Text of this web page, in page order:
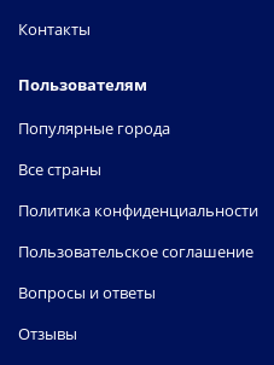
Контакты
Пользователям
Популярные города
Все страны
Политика конфиденциальности
Пользовательское соглашение
Вопросы и ответы
Отзывы